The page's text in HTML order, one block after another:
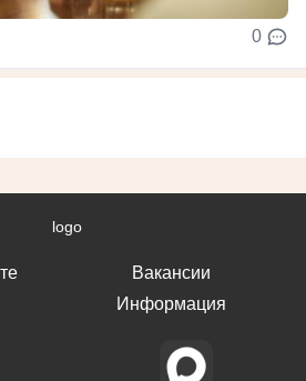
0
Вакансии
Информация